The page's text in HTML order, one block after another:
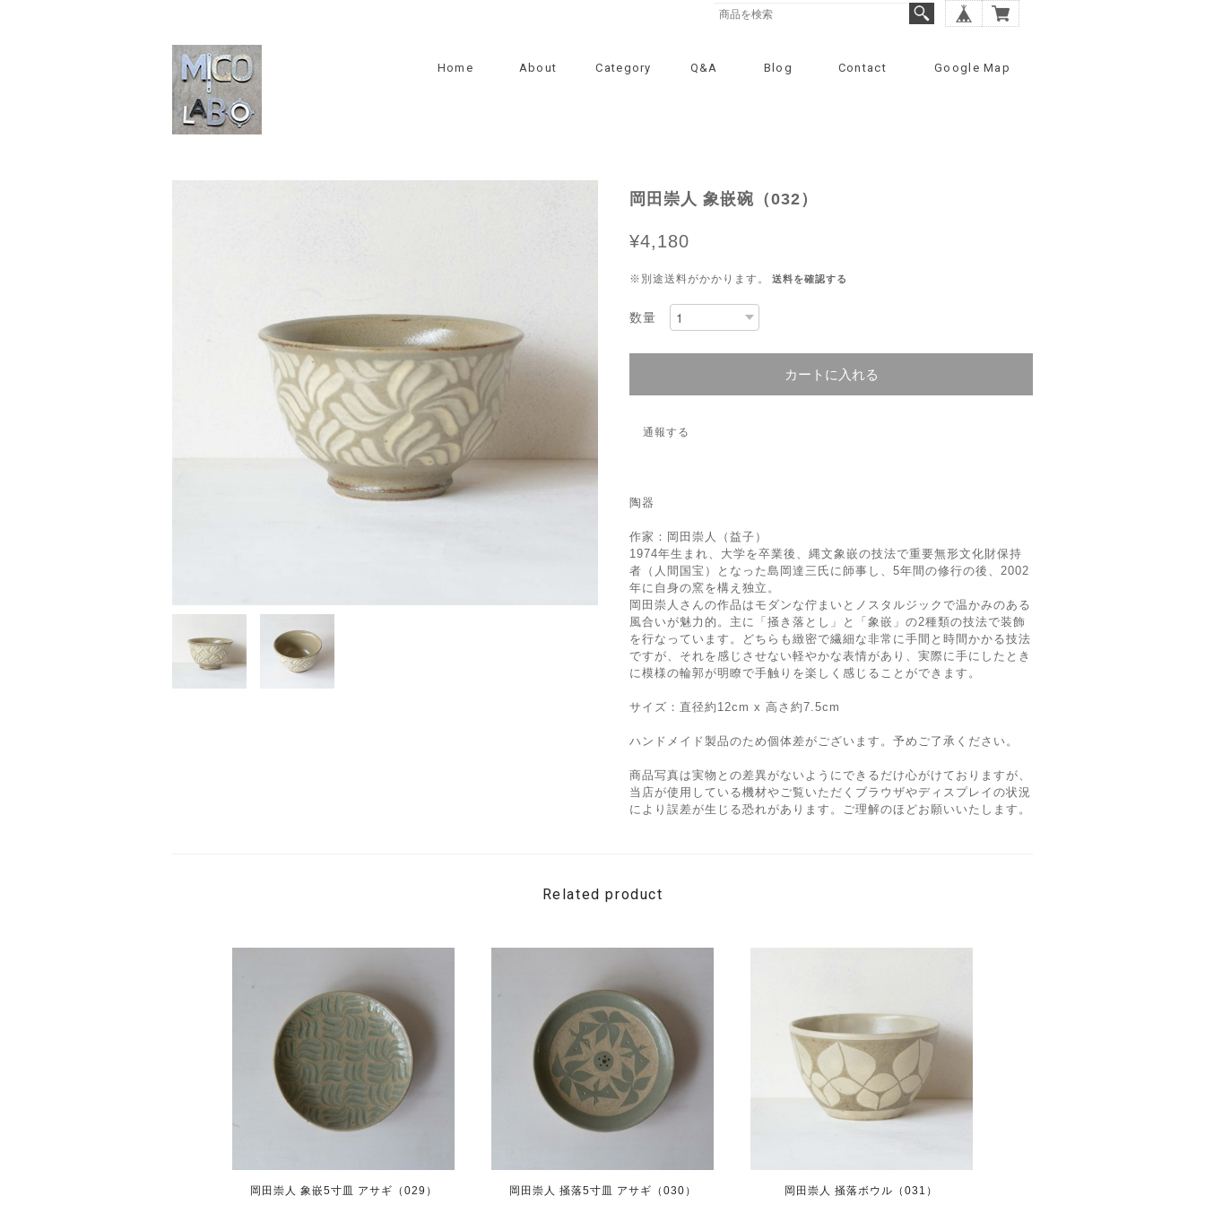
Home About Category Q&A Blog Contact Google Map
岡田崇人 象嵌碗（032）
¥4,180
※別途送料がかかります。 送料を確認する
数量
カートに入れる
通報する
陶器
作家：岡田崇人（益子）
1974年生まれ、大学を卒業後、縄文象嵌の技法で重要無形文化財保持
者（人間国宝）となった島岡達三氏に師事し、5年間の修行の後、2002
年に自身の窯を構え独立。
岡田崇人さんの作品はモダンな佇まいとノスタルジックで温かみのある
風合いが魅力的。主に「掻き落とし」と「象嵌」の2種類の技法で装飾
を行なっています。どちらも緻密で繊細な非常に手間と時間かかる技法
ですが、それを感じさせない軽やかな表情があり、実際に手にしたとき
に模様の輪郭が明瞭で手触りを楽しく感じることができます。
サイズ：直径約12cm x 高さ約7.5cm
ハンドメイド製品のため個体差がございます。予めご了承ください。
商品写真は実物との差異がないようにできるだけ心がけておりますが、
当店が使用している機材やご覧いただくブラウザやディスプレイの状況
により誤差が生じる恐れがあります。ご理解のほどお願いいたします。
Related product
岡田崇人 象嵌5寸皿 アサギ（029） 岡田崇人 掻落5寸皿 アサギ（030） 岡田崇人 掻落ボウル（031）